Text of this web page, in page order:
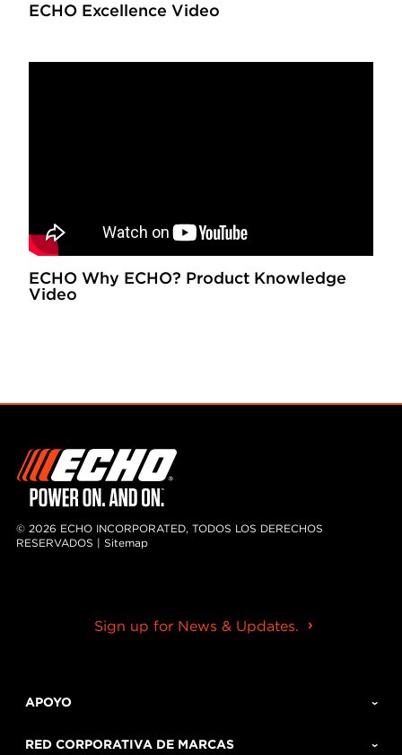
ECHO Excellence Video
ECHO Why ECHO? Product Knowledge
Video
© 2026 ECHO INCORPORATED, TODOS LOS DERECHOS
RESERVADOS | Sitemap
Sign up for News & Updates.
APOYO
RED CORPORATIVA DE MARCAS